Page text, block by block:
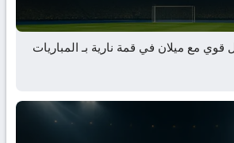
مع ميلان في قمة نارية بـ المباريات